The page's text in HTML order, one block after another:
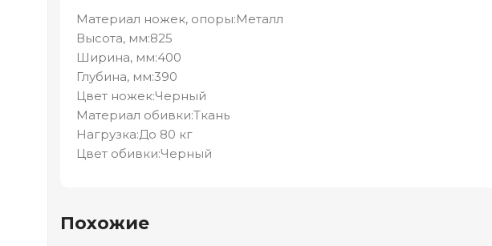
Материал ножек, опоры:Металл
Высота, мм:825
Ширина, мм:400
Глубина, мм:390
Цвет ножек:Черный
Материал обивки:Ткань
Нагрузка:До 80 кг
Цвет обивки:Черный
Похожие